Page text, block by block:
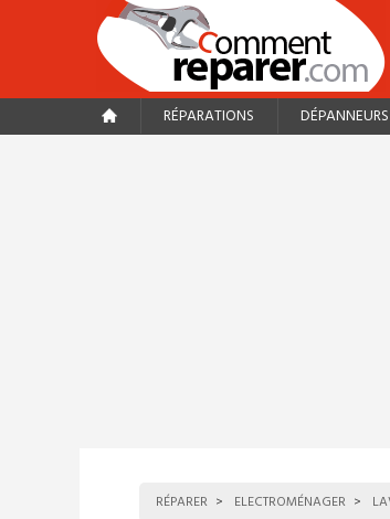
RÉPARATIONS DÉPANNEURS
RÉPARER ELECTROMÉNAGER